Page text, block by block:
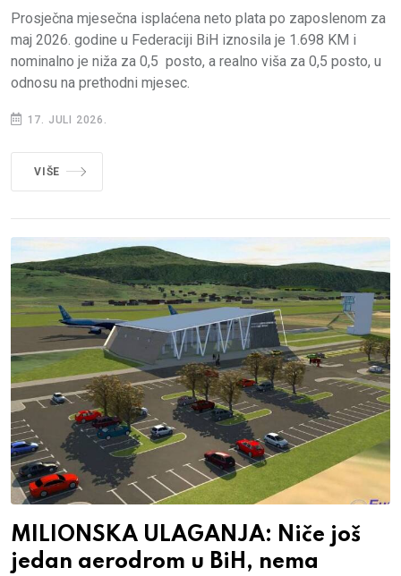
Prosječna mjesečna isplaćena neto plata po zaposlenom za
maj 2026. godine u Federaciji BiH iznosila je 1.698 KM i
nominalno je niža za 0,5 posto, a realno viša za 0,5 posto, u
odnosu na prethodni mjesec.
17. JULI 2026.
VIŠE
MILIONSKA ULAGANJA: Niče još
jedan aerodrom u BiH, nema